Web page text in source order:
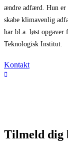
ændre adfærd. Hun er
skabe klimavenlig
har bl.a. løst opgaver
Teknologisk Institut.
Kontakt
Tilmeld dig